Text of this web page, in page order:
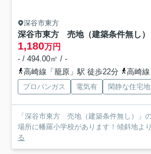
深谷市東方
深谷市東方 売地（建築条件無し）
1,180万円
- / 494.00㎡ / -
高崎線「籠原」駅 徒歩22分
高崎
プロパンガス 電気有 閑静な住宅地
「深谷市東方 売地（建築条件無し）」
場所に幡羅小学校があります！傾斜地よ
る